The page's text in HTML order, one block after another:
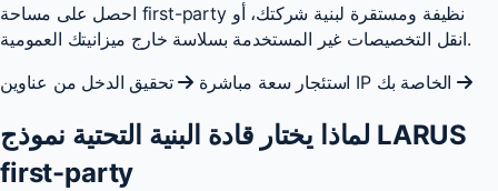
احصل على مساحة first-party نظيفة ومستقرة لبنية شركتك، أو
انقل التخصيصات غير المستخدمة بسلاسة خارج ميزانيتك العمومية.
استئجار سعة مباشرة
تحقيق الدخل من عناوين IP الخاصة بك
لماذا يختار قادة البنية التحتية نموذج LARUS
first-party